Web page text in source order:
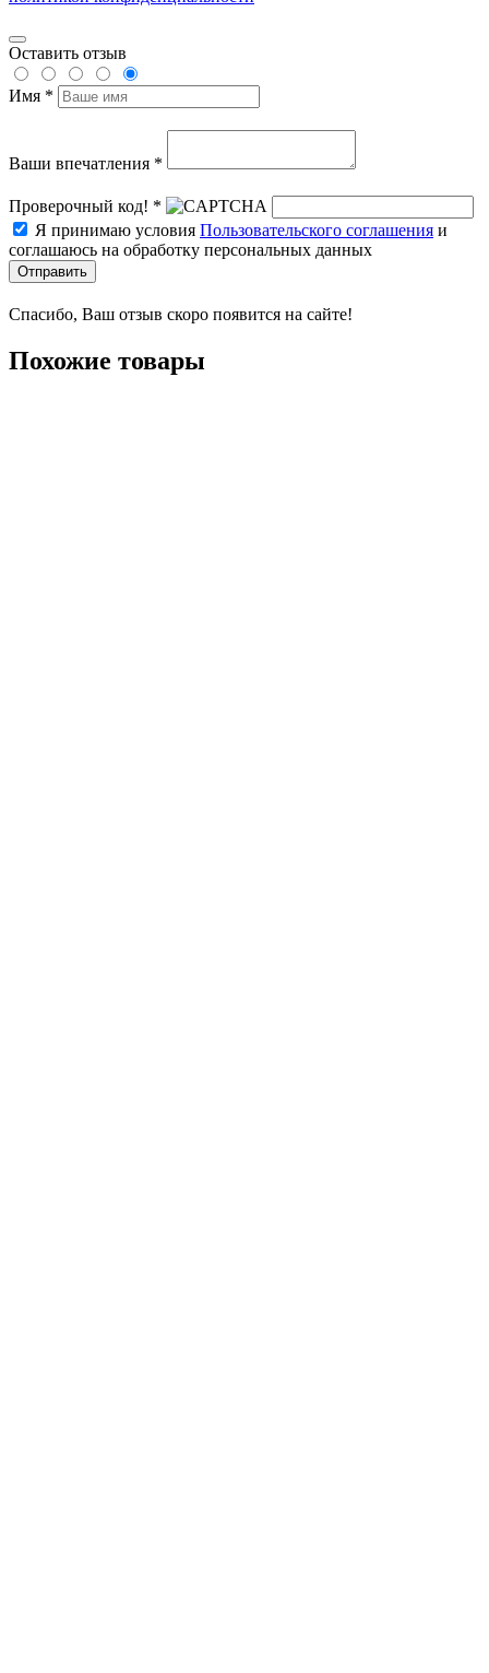
Оставить отзыв
Имя *
Ваши впечатления *
Проверочный код! *
Я принимаю условия Пользовательского соглашения и
соглашаюсь на обработку персональных данных
Отправить
Спасибо, Ваш отзыв скоро появится на сайте!
Похожие товары